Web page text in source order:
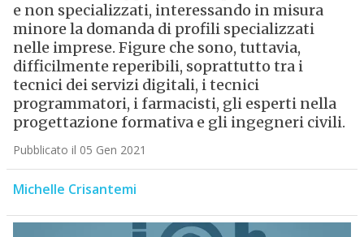
e non specializzati, interessando in misura
minore la domanda di profili specializzati
nelle imprese. Figure che sono, tuttavia,
difficilmente reperibili, soprattutto tra i
tecnici dei servizi digitali, i tecnici
programmatori, i farmacisti, gli esperti nella
progettazione formativa e gli ingegneri civili.
Pubblicato il 05 Gen 2021
Michelle Crisantemi